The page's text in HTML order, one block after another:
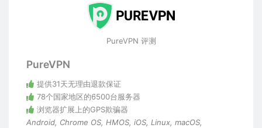
PureVPN 评测
PureVPN
提供31天无理由退款保证
78个国家地区的6500台服务器
浏览器扩展上的GPS欺骗器
Android, Chrome OS, HMOS, iOS, Linux, macOS,